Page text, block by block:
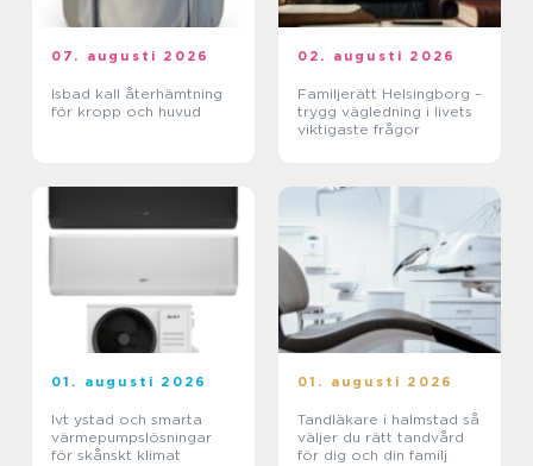
07. augusti 2026
Isbad kall återhämtning
för kropp och huvud
02. augusti 2026
Familjerätt Helsingborg –
trygg vägledning i livets
viktigaste frågor
01. augusti 2026
Ivt ystad och smarta
värmepumpslösningar
för skånskt klimat
01. augusti 2026
Tandläkare i halmstad så
väljer du rätt tandvård
för dig och din familj